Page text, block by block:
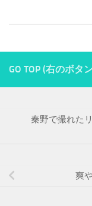
GO TOP (右のボタ
秦野で撮れた
爽